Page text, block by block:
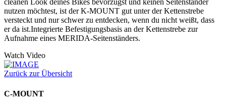
cleanen Look deines Bikes bevorzugst und keinen Seitenständer
nutzen möchtest, ist der K-MOUNT gut unter der Kettenstrebe
versteckt und nur schwer zu entdecken, wenn du nicht weißt, dass
er da ist.Integrierte Befestigungsbasis an der Kettenstrebe zur
Aufnahme eines MERIDA-Seitenständers.
Watch Video
Zurück zur Übersicht
C-MOUNT